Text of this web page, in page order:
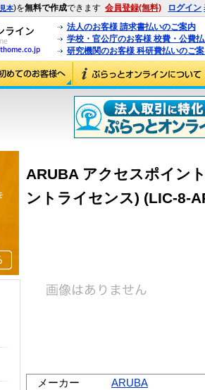
見本)を無料で作成できます 会員登録(無料) ログイン
法人のお客様 請求書払いのご案内
学校・官公庁のお客様 校費・公費
研究機関のお客様 科研費払いのご
ARUBA アクセスポイン
ントライセンス) (LIC-8-
メーカー
ARUBA